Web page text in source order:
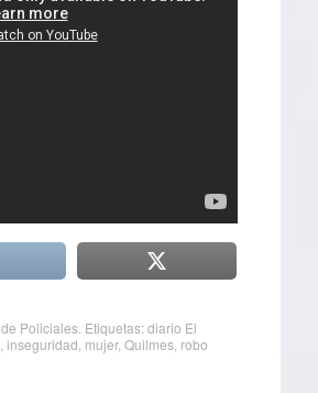
de Policiales. Etiquetas:diario El
inseguridad mujer, Quilmes, robo